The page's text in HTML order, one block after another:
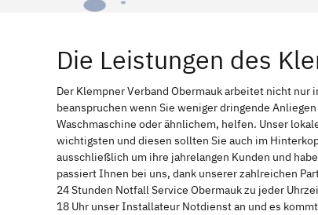
Die Leistungen des
Der Klempner Verband Obermauk arbeitet nicht
beanspruchen wenn Sie weniger dringende
Waschmaschine oder ähnlichem, helfen. Unser
wichtigsten und diesen sollten Sie auch im
ausschließlich um ihre jahrelangen Kunden und
passiert Ihnen bei uns, dank unserer zahlreichen
24 Stunden Notfall Service Obermauk zu jeder
18 Uhr unser Installateur Notdienst an und es